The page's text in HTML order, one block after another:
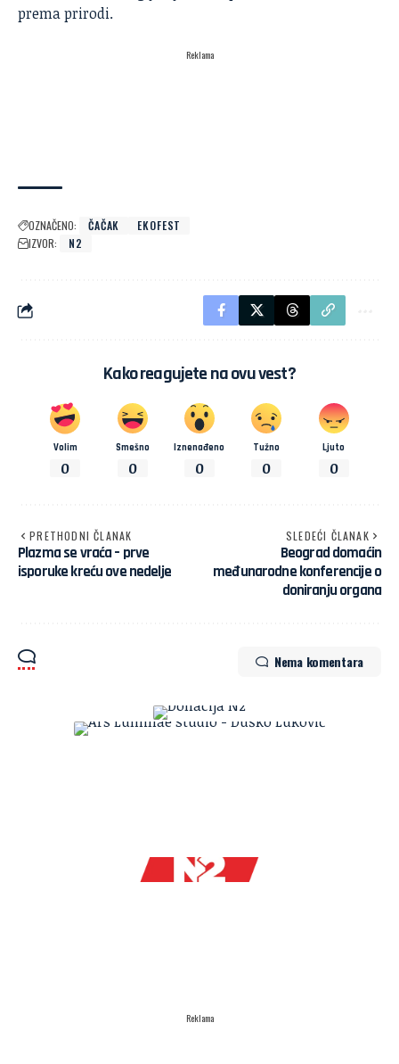
prema prirodi.
Reklama
OZNAČENO: ČAČAK
EKOFEST
IZVOR:
N2
Kako reagujete na ovu vest?
Volim
0
Smešno
0
Iznenađeno
0
Tužno
0
Ljuto
0
PRETHODNI ČLANAK
Plazma se vraća – prve
isporuke kreću ove nedelje
SLEDEĆI ČLANAK
Beograd domaćin
međunarodne konferencije o
doniranju organa
Nema komentara
Reklama